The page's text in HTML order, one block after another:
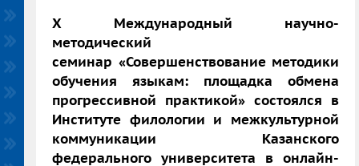
X Международный научно-
методический
семинар «Совершенствование методики
обучения языкам: площадка обмена
прогрессивной практикой» состоялся в
Институте филологии и межкультурной
коммуникации Казанского
федерального университета в онлайн-